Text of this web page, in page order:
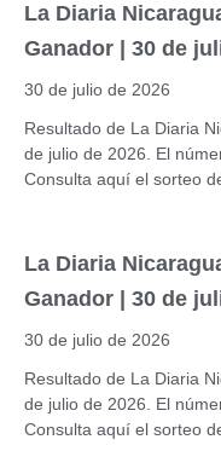
La Diaria
Ganador | 30 de
30 de julio de 2026
Resultado de La Diaria
de julio de 2026. El
Consulta aquí el sorteo
La Diaria
Ganador | 30 de
30 de julio de 2026
Resultado de La Diaria
de julio de 2026. El
Consulta aquí el sorteo